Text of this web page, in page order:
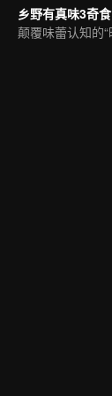
乡野有真味3奇食